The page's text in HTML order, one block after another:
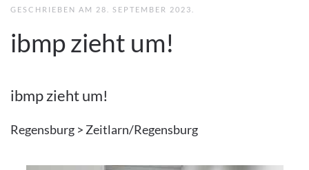
GESCHRIEBEN AM 28. SEPTEMBER 2023
ibmp zieht um!
ibmp zieht um!
Regensburg > Zeitlarn/Regensburg